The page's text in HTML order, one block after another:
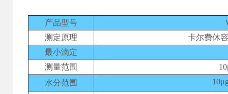
产品型号
测定原理
卡尔费休
最小滴定
测量范围
水分范围